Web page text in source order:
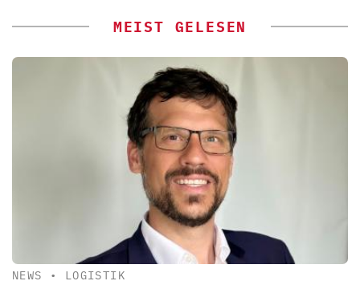
MEIST GELESEN
NEWS • LOGISTIK